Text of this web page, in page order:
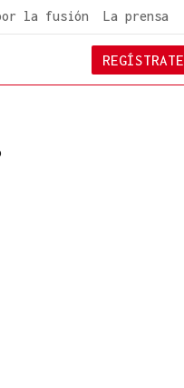
la fusión La prensa
REGÍSTRATE